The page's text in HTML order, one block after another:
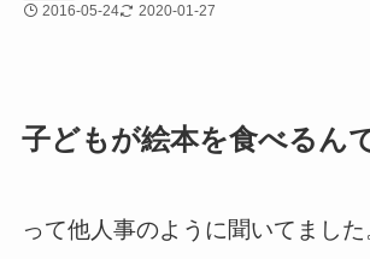
2016-05-24 2020-01-27
子どもが絵本を食べるん
って他人事のように聞いてました